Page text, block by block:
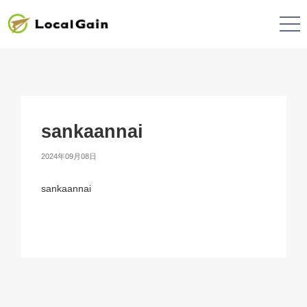
sankaannai
2024年09月08日
sankaannai